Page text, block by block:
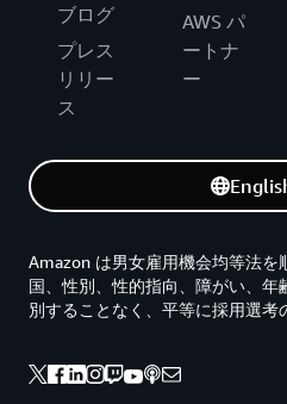
ブログ
プレス
リリー
ス
AWS パ
ートナ
ー
Amazon は男女雇用機会均等法を
国、性別、性的指向、障がい、
別することなく、平等に採用選考